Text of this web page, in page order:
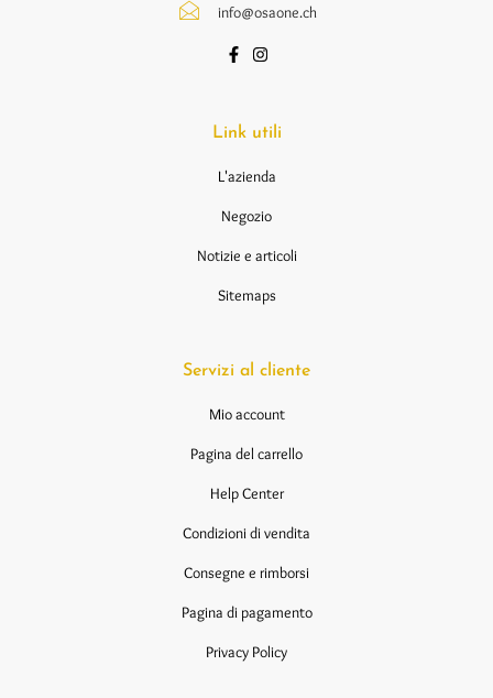
info@osaone.ch
Link utili
L'azienda
Negozio
Notizie e articoli
Sitemaps
Servizi al cliente
Mio account
Pagina del carrello
Help Center
Condizioni di vendita
Consegne e rimborsi
Pagina di pagamento
Privacy Policy